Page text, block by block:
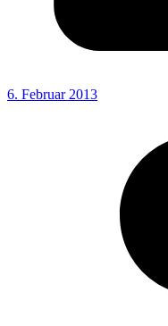
6. Februar 2013